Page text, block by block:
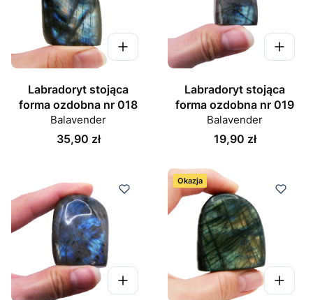
Labradoryt stojąca
forma ozdobna nr 018
Balavender
Cena
35,90 zł
Labradoryt stojąca
forma ozdobna nr 019
Balavender
Cena
19,90 zł
Okazja